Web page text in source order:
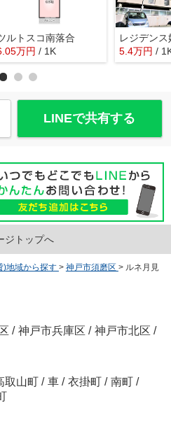
ルトスコ南落合
万円 / 1K
レジデンス
5.4万円 /
LINEで共有する
ジトップへ
)地域から探す > 神戸市須磨区 > ルネ月見
/ 神戸市兵庫区 / 神戸市北区 /
取山町 / 車 / 衣掛町 / 南町 /